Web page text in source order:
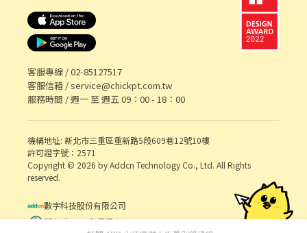
客服專線 /02-85127517
客服信箱 /service@chickpt.com.tw
服務時間 / 週一 至 週五 09：00 - 18：00
機構地址: 新北市三重區重新路5段609巷12號10樓
許可證字號：2571
Copyright © 2026 by Addcn Technology Co., Ltd. All Rights
reserved.
數字科技股份有限公司
鄧白氏 ESG 永續標章